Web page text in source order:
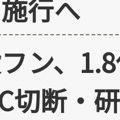
行へ
ン、
切断・